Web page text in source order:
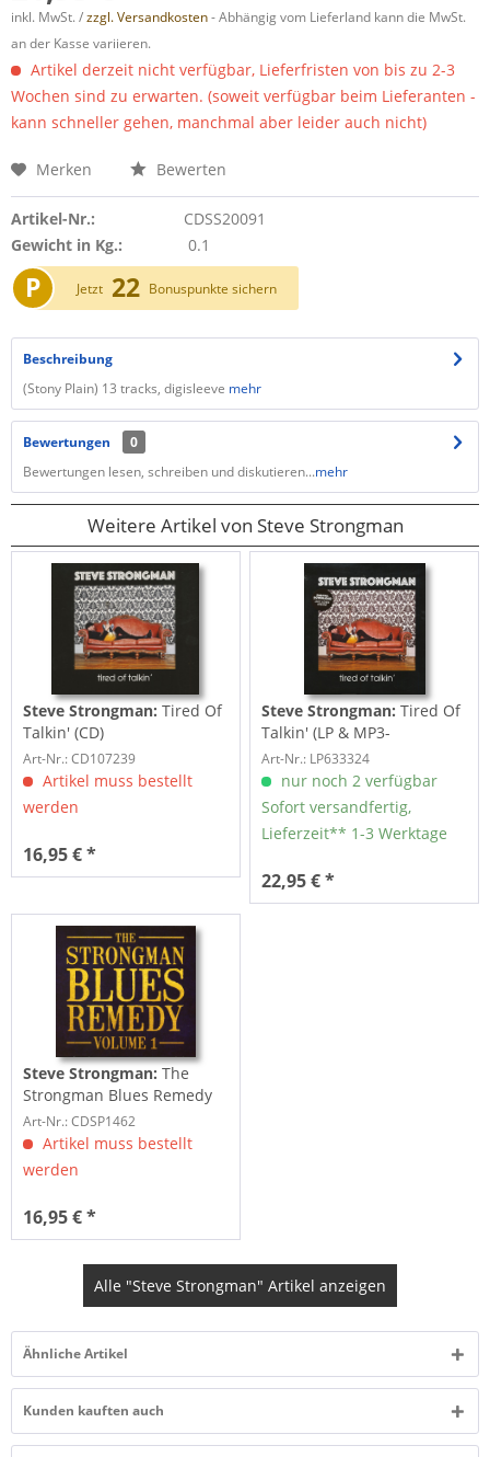
inkl. MwSt. /zzgl. Versandkosten- Abhängig vom Lieferland kann die MwSt.
an der Kasse variieren.
Artikel derzeit nicht verfügbar, Lieferfristen von bis zu 2-3
Wochen sind zu erwarten. (soweit verfügbar beim Lieferanten -
kann schneller gehen, manchmal aber leider auch nicht)
Merken Bewerten
Artikel-Nr.:
CDSS20091
Gewicht in Kg.:
0.1
P Jetzt 22 Bonuspunkte sichern
Beschreibung
(Stony Plain) 13 tracks, digisleeve mehr
Bewertungen
0
Bewertungen lesen, schreiben und diskutieren...mehr
Weitere Artikel von Steve Strongman
Steve Strongman: Tired Of
Talkin' (CD)
Art-Nr.: CD107239
Artikel muss bestellt
werden
16,95 € *
Steve Strongman: Tired Of
Talkin' (LP & MP3-
Download)
Art-Nr.: LP633324
nur noch 2 verfügbar
Sofort versandfertig,
Lieferzeit** 1-3 Werktage
22,95 € *
Steve Strongman: The
Strongman Blues Remedy
(CD)
Art-Nr.: CDSP1462
Artikel muss bestellt
werden
16,95 € *
Alle "Steve Strongman" Artikel anzeigen
Ähnliche Artikel
Kunden kauften auch